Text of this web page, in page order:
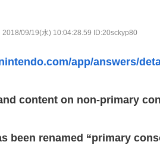
ちかれシリーズ】
タ118 懺悔小ネタ「創刻のファイアホイ
水をかけられビショビショに→たまこ爆
2018/09/19(水) 10:04:28.59 ID:20sckyp80
app/answers/
content on non-primary
been renamed “primary